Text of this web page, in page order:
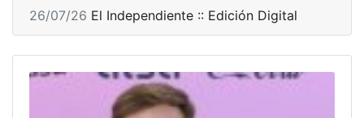
26/07/26 El Independiente :: Edición Digital